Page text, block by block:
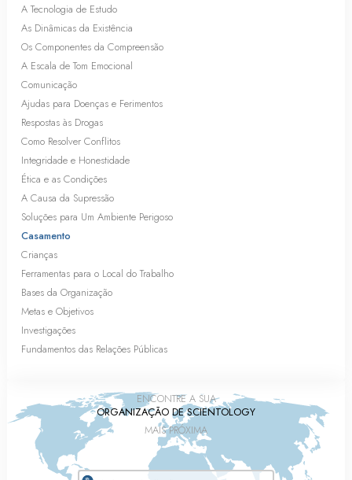
A Tecnologia de Estudo
As Dinâmicas da Existência
Os Componentes da Compreensão
A Escala de Tom Emocional
Comunicação
Ajudas para Doenças e Ferimentos
Respostas às Drogas
Como Resolver Conflitos
Integridade e Honestidade
Ética e as Condições
A Causa da Supressão
Soluções para Um Ambiente Perigoso
Casamento
Crianças
Ferramentas para o Local do Trabalho
Bases da Organização
Metas e Objetivos
Investigações
Fundamentos das Relações Públicas
ENCONTRE A SUA
ORGANIZAÇÃO DE SCIENTOLOGY
MAIS PRÓXIMA